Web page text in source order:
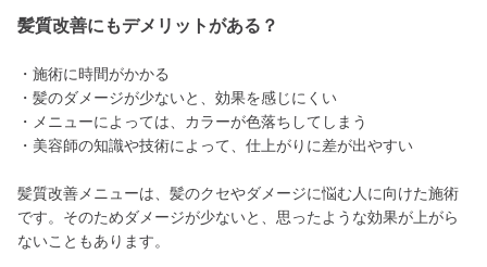
髪質改善にもデメリットがある？
・施術に時間がかかる
・髪のダメージが少ないと、効果を感じにくい
・メニューによっては、カラーが色落ちしてしまう
・美容師の知識や技術によって、仕上がりに差が出やすい
髪質改善メニューは、髪のクセやダメージに悩む人に向けた施術
です。そのためダメージが少ないと、思ったような効果が上がら
ないこともあります。